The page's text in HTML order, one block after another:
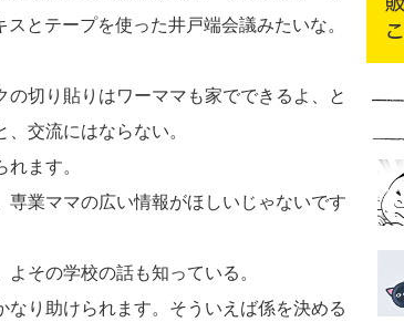
とテープを使った井戸端会議みたいな。
切り貼りはワーママも家でできるよ、と
交流にはならない。
ます。
業ママの広い情報がほしいじゃないです
その学校の話も知っている。
り助けられます。そういえば係を決める